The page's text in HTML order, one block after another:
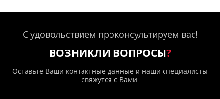
С удовольствием проконсультируем вас!
ВОЗНИКЛИ ВОПРОСЫ?
Оставьте Ваши контактные данные и наши специалисты
свяжутся с Вами.